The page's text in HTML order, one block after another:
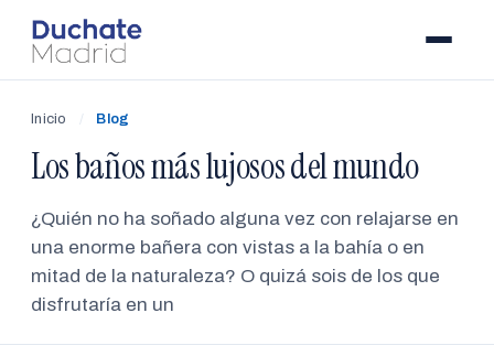
Inicio / Blog
Los baños más lujosos del mundo
¿Quién no ha soñado alguna vez con relajarse en
una enorme bañera con vistas a la bahía o en
mitad de la naturaleza? O quizá sois de los que
disfrutaría en un